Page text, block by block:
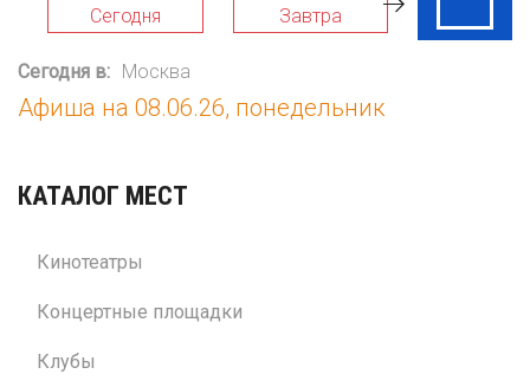
Сегодня Завтра
Сегодня в: Москва
Афиша на 08.06.26, понедельник
КАТАЛОГ МЕСТ
Кинотеатры
Концертные площадки
Клубы